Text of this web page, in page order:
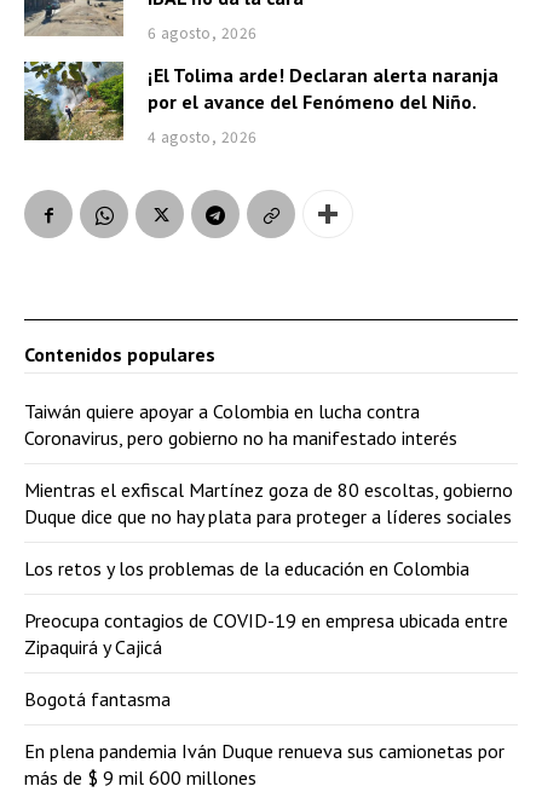
6 agosto, 2026
¡El Tolima arde! Declaran alerta naranja
por el avance del Fenómeno del Niño.
4 agosto, 2026
Contenidos populares
Taiwán quiere apoyar a Colombia en lucha contra
Coronavirus, pero gobierno no ha manifestado interés
Mientras el exfiscal Martínez goza de 80 escoltas, gobierno
Duque dice que no hay plata para proteger a líderes sociales
Los retos y los problemas de la educación en Colombia
Preocupa contagios de COVID-19 en empresa ubicada entre
Zipaquirá y Cajicá
Bogotá fantasma
En plena pandemia Iván Duque renueva sus camionetas por
más de $ 9 mil 600 millones